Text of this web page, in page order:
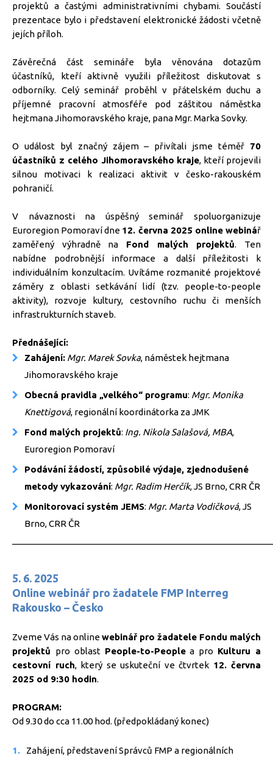
projektů a častými administrativními chybami. Součástí
prezentace bylo i představení elektronické žádosti včetně
jejích příloh.
Závěrečná část semináře byla věnována dotazům
účastníků, kteří aktivně využili příležitost diskutovat s
odborníky. Celý seminář proběhl v přátelském duchu a
příjemné pracovní atmosféře pod záštitou náměstka
hejtmana Jihomoravského kraje, pana Mgr. Marka Sovky.
O událost byl značný zájem – přivítali jsme téměř 70
účastníků z celého Jihomoravského kraje, kteří projevili
silnou motivaci k realizaci aktivit v česko-rakouském
pohraničí.
V návaznosti na úspěšný seminář spoluorganizuje
Euroregion Pomoraví dne 12. června 2025 online webinář
zaměřený výhradně na Fond malých projektů. Ten
nabídne podrobnější informace a další příležitosti k
individuálním konzultacím. Uvítáme rozmanité projektové
záměry z oblasti setkávání lidí (tzv. people-to-people
aktivity), rozvoje kultury, cestovního ruchu či menších
infrastrukturních staveb.
Přednášející:
Zahájení: Mgr. Marek Sovka, náměstek hejtmana
Jihomoravského kraje
Obecná pravidla „velkého“ programu: Mgr. Monika
Knettigová, regionální koordinátorka za JMK
Fond malých projektů: Ing. Nikola Salašová, MBA,
Euroregion Pomoraví
Podávání žádostí, způsobilé výdaje, zjednodušené
metody vykazování: Mgr. Radim Herčík, JS Brno, CRR ČR
Monitorovací systém JEMS: Mgr. Marta Vodičková, JS
Brno, CRR ČR
5. 6. 2025
Online webinář pro žadatele FMP Interreg
Rakousko – Česko
Zveme Vás na onlinewebinář pro žadatele Fondu malých
projektů pro oblast People-to-Peoplea pro Kulturu a
cestovní ruch, který se uskuteční ve čtvrtek 12. června
2025 od 9:30 hodin.
PROGRAM:
Od 9.30 do cca 11.00 hod. (předpokládaný konec)
Zahájení, představení Správců FMP a regionálních